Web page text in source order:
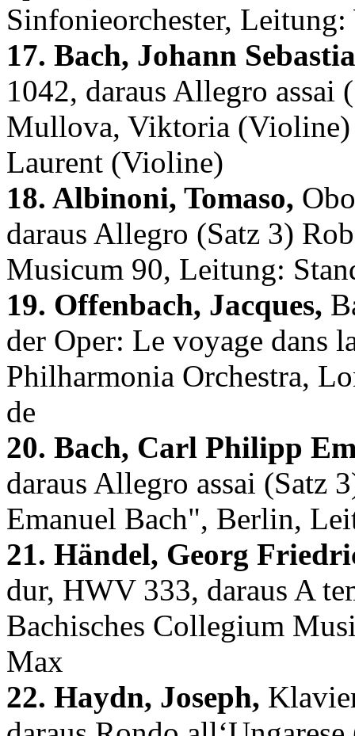
Sinfonieorchester, Leitung:
17. Bach, Johann
1042, daraus Allegro
Mullova, Viktoria
Laurent (Violine)
18. Albinoni, Tomaso,
daraus Allegro (Satz 3)
Musicum 90, Leitung:
19. Offenbach, Jacques,
der Oper: Le voyage dans
Philharmonia Orchestra,
de
20. Bach, Carl Philipp
daraus Allegro assai (Satz
Emanuel Bach", Berlin,
21. Händel, Georg
dur, HWV 333, daraus A
Bachisches Collegium
Max
22. Haydn, Joseph,